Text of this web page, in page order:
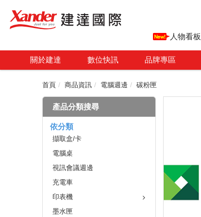
人物看板
關於建達 數位快訊 品牌專區
首頁 商品資訊 電腦週邊 碳粉匣
產品分類搜尋
依分類
擷取盒/卡
電腦桌
視訊會議週邊
充電車
印表機
墨水匣